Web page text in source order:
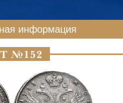
информация
№152